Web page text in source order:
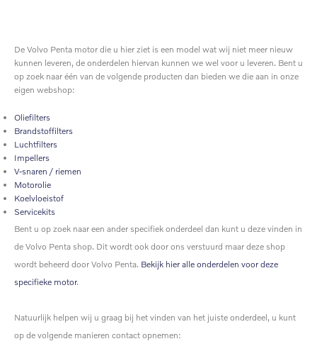
De Volvo Penta motor die u hier ziet is een model wat wij niet meer nieuw
kunnen leveren, de onderdelen hiervan kunnen we wel voor u leveren. Bent u
op zoek naar één van de volgende producten dan bieden we die aan in onze
eigen webshop:
Oliefilters
Brandstoffilters
Luchtfilters
Impellers
V-snaren / riemen
Motorolie
Koelvloeistof
Servicekits
Bent u op zoek naar een ander specifiek onderdeel dan kunt u deze vinden in
de Volvo Penta shop. Dit wordt ook door ons verstuurd maar deze shop
wordt beheerd door Volvo Penta. Bekijk hier alle onderdelen voor deze
specifieke motor.
Natuurlijk helpen wij u graag bij het vinden van het juiste onderdeel, u kunt
op de volgende manieren contact opnemen: